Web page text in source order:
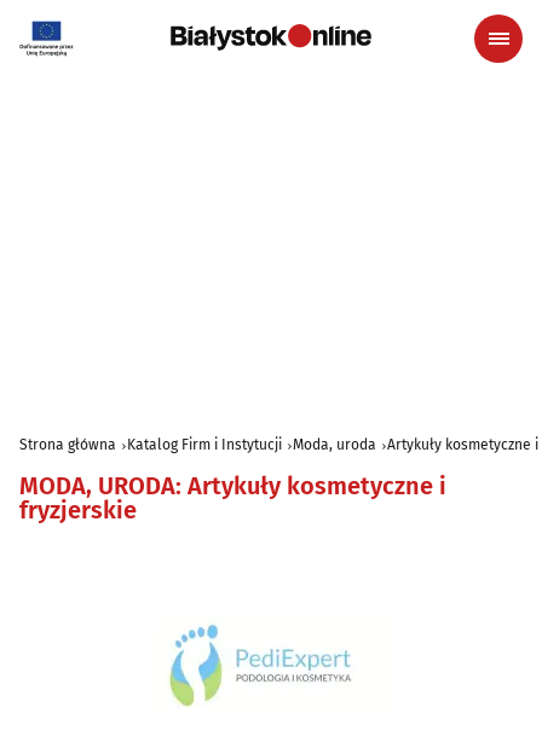
Strona główna Katalog Firm i Instytucji Moda, uroda Artykuły kosmetyczne
MODA, URODA: Artykuły kosmetyczne i
fryzjerskie